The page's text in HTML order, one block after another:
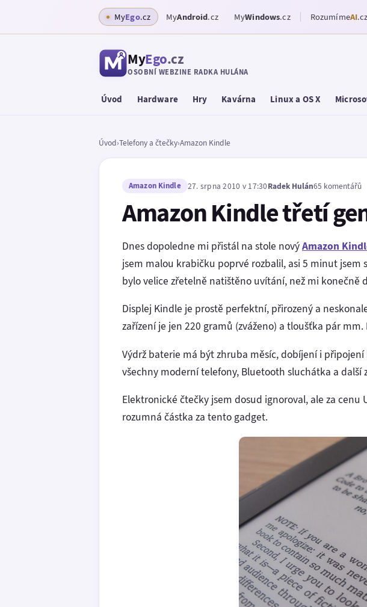
MyEgo.cz MyAndroid.cz MyWindows.cz RozumímeAI.cz
MyEgo.cz
OSOBNÍ WEBZINE RADKA HULÁNA
Úvod Hardware Hry Kavárna Linux a OS X
Úvod›Telefony a čtečky›Amazon Kindle
Amazon Kindle 27. srpna 2010 v 17:30Radek Hulán65 komentářů
Amazon Kindle třetí
Dnes dopoledne mi přistál na stole novýAmazon
jsem malou krabičku poprvé rozbalil, asi 5 minut
bylo velice zřetelně natištěno uvítání, než mi konečně
Displej Kindle je prostě perfektní, přirozený a
zařízení je jen 220 gramů (zváženo) a tloušťka pár mm.
Výdrž baterie má být zhruba měsíc, dobíjení i
všechny moderní telefony, Bluetooth sluchátka a další
Elektronické čtečky jsem dosud ignoroval, ale za cenu
rozumná částka za tento gadget.